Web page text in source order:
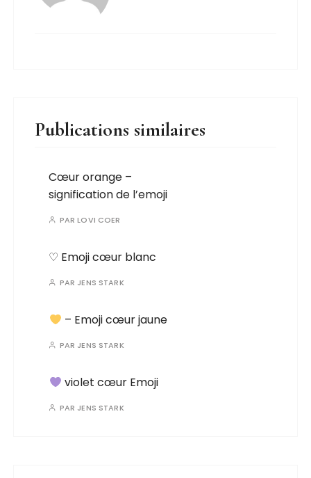
Publications similaires
Cœur orange –
signification de l’emoji
PARLOVI COER
♡ Emoji cœur blanc
PAR JENS STARK
– Emoji cœur jaune
PAR JENS STARK
violet cœur Emoji
PAR JENS STARK